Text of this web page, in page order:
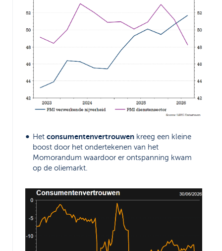
Het consumentenvertrouwen kreeg een kleine
boost door het ondertekenen van het
Momorandum waardoor er ontspanning kwam
op de oliemarkt.